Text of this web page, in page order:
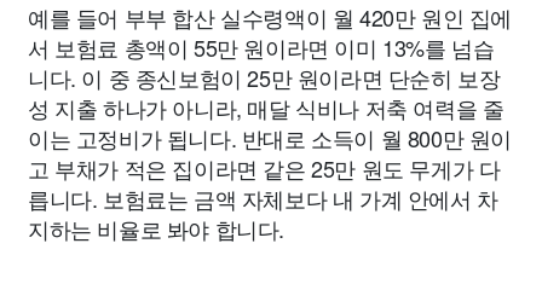
예를 들어 부부 합산 실수령액이 월 420만 원인 집에
서 보험료 총액이 55만 원이라면 이미 13%를 넘습
니다. 이 중 종신보험이 25만 원이라면 단순히 보장
성 지출 하나가 아니라, 매달 식비나 저축 여력을 줄
이는 고정비가 됩니다. 반대로 소득이 월 800만 원이
고 부채가 적은 집이라면 같은 25만 원도 무게가 다
릅니다. 보험료는 금액 자체보다 내 가계 안에서 차
지하는 비율로 봐야 합니다.